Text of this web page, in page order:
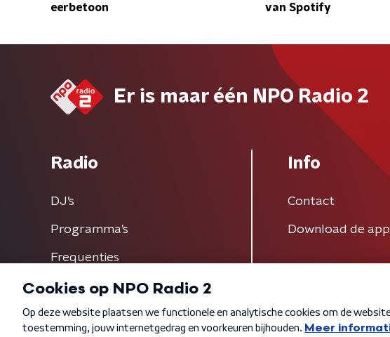
eerbetoon
van Spotify
Er is maar één NPO Radio 2
Radio
DJ’s
Programma's
Frequenties
Info
Contact
Download de app